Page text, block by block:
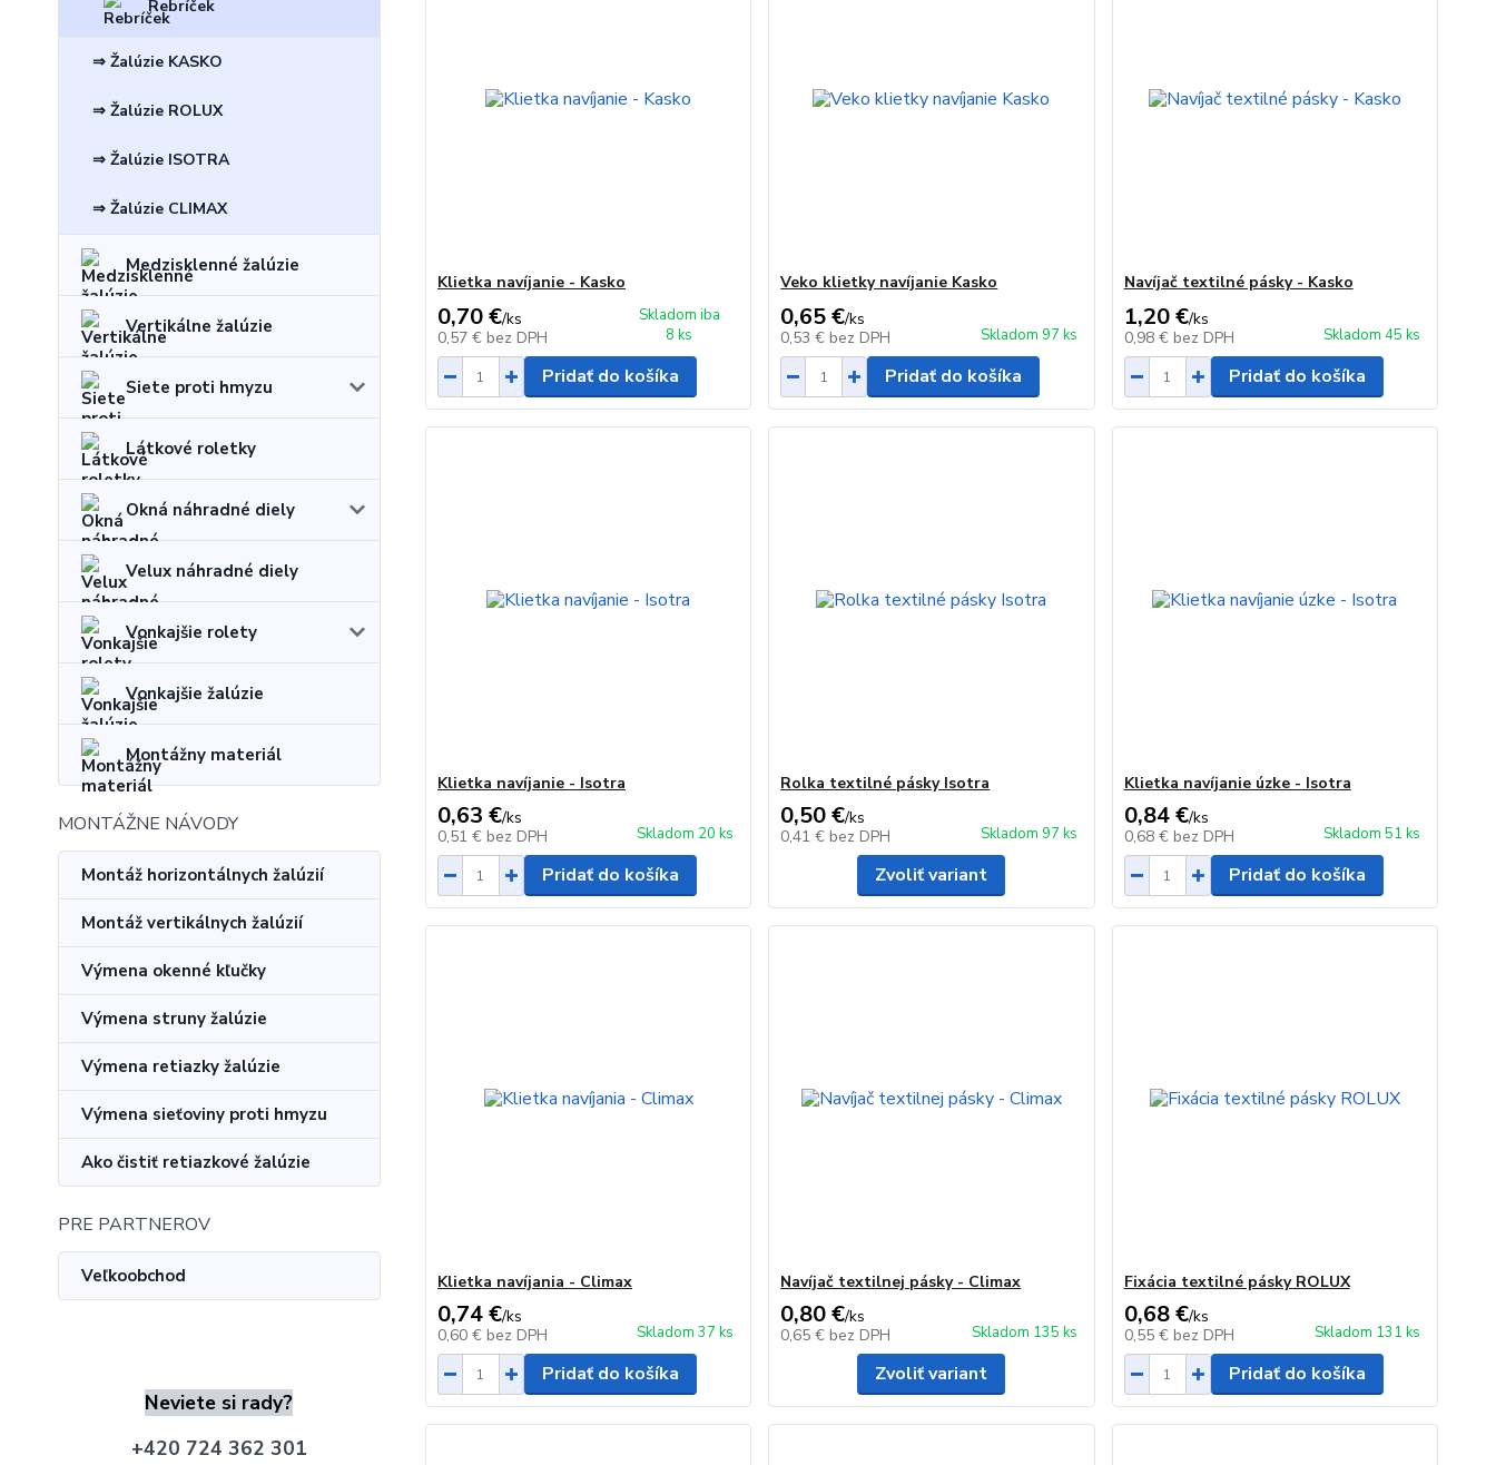
Rebríček
⇒ Žalúzie KASKO
⇒ Žalúzie ROLUX
⇒ Žalúzie ISOTRA
⇒ Žalúzie CLIMAX
Medzisklenné žalúzie
Vertikálne žalúzie
Siete proti hmyzu
Látkové roletky
Okná náhradné diely
Velux náhradné diely
Vonkajšie rolety
Vonkajšie žalúzie
Montážny materiál
MONTÁŽNE NÁVODY
Montáž horizontálnych žalúzií
Montáž vertikálnych žalúzií
Výmena okenné kľučky
Výmena struny žalúzie
Výmena retiazky žalúzie
Výmena sieťoviny proti hmyzu
Ako čistiť retiazkové žalúzie
PRE PARTNEROV
Veľkoobchod
Neviete si rady?
+420 724 362 301
Klietka navíjanie - Kasko
0,70 €/ks
0,57 € bez DPH
Skladom iba
8 ks
Pridať do košíka
Veko klietky navíjanie Kasko
0,65 €/ks
0,53 € bez DPH Skladom 97 ks
Pridať do košíka
Navíjač textilné pásky - Kasko
1,20 €/ks
0,98 € bez DPH Skladom 45 ks
Pridať do košíka
Klietka navíjanie - Isotra
0,63 €/ks
0,51 € bez DPH Skladom 20 ks
Pridať do košíka
Rolka textilné pásky Isotra
0,50 €/ks
0,41 € bez DPH Skladom 97 ks
Zvoliť variant
Klietka navíjanie úzke - Isotra
0,84 €/ks
0,68 € bez DPH Skladom 51 ks
Pridať do košíka
Klietka navíjania - Climax
0,74 €/ks
0,60 € bez DPH Skladom 37 ks
Pridať do košíka
Navíjač textilnej pásky - Climax
0,80 €/ks
0,65 € bez DPH Skladom 135 ks
Zvoliť variant
Fixácia textilné pásky ROLUX
0,68 €/ks
0,55 € bez DPH Skladom 131 ks
Pridať do košíka